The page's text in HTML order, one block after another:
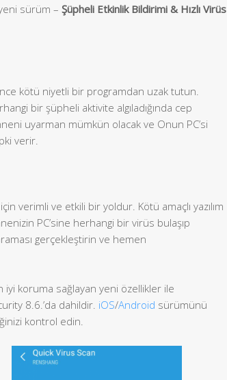
sürüm – Şüpheli Etkinlik Bildirimi & Hızlı Virüs
kötü niyetli bir programdan uzak tutun.
bir şüpheli aktivite algıladığında cep
uyarman mümkün olacak ve Onun PC’si
verir.
verimli ve etkili bir yoldur. Kötü amaçlı yazılım
PC’sine herhangi bir virüs bulaşıp
gerçekleştirin ve hemen
koruma sağlayan yeni özellikler ile
8.6.’da dahildir. iOS/Android sürümünü
kontrol edin.